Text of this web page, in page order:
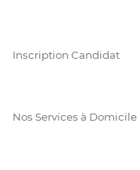
Inscription Candidat
Nos Services à Domicile